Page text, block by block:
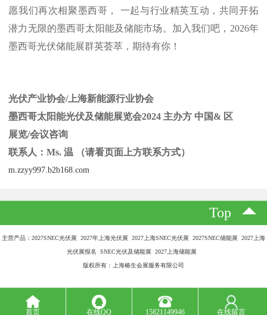
愿我们再次相聚墨西哥，
一起与行业精英互动，共同开拓
潜力无限的墨西哥太阳能及储能市场。加入我们吧， 2026年
墨西哥光伏储能展群英荟萃，期待有你！
光伏产业协会/上海新能源行业协会
墨西哥太阳能光伏及储能展览会2024 主办方 中国& 区
展览/会议咨询
联系人：Ms. 温 （请看页面上方联系方式）
m.zzyy997.b2b168.com
Top
主营产品：2027SNEC光伏展 2027年上海光伏展 2027上海SNEC光伏展 2027SNEC储能展 2027上海
光伏展报名 SNEC光伏及储能展 2027上海储能展
版权所有：上海椿生会展服务有限公司
首页 在线QQ 15821149946 在线留言